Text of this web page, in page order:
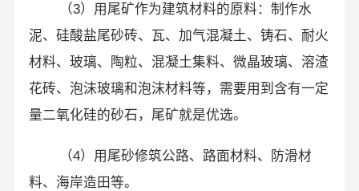
（3）用尾矿作为建筑材料的原料：制作水
泥、硅酸盐尾砂砖、瓦、加气混凝土、铸石、耐火
材料、玻璃、陶粒、混凝土集料、微晶玻璃、溶渣
花砖、泡沫玻璃和泡沫材料等，需要用到含有一定
量二氧化硅的砂石，尾矿就是优选。
（4）用尾砂修筑公路、路面材料、防滑材
料、海岸造田等。